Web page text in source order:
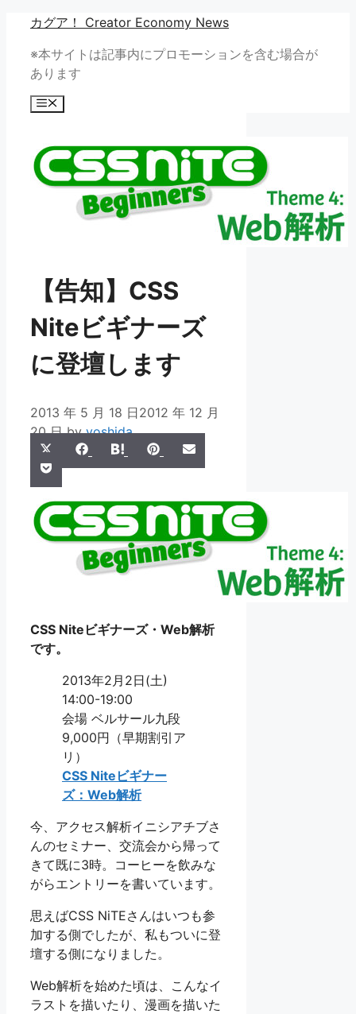
カグア！ Creator Economy News
※本サイトは記事内にプロモーションを含む場合が
あります
メ
ー
【告知】CSS
Niteビギナーズ
に登壇します
2013 年 5 月 18 日2012 年 12 月
20 日 byyoshida
Share
on
(Twitter)
Share
on
Facebook
Share
on
Hatena Share
on
PinterestShare
on
Share
on
Pocket
CSS Niteビギナーズ・Web解析
です。
2013年2月2日(土)
14:00-19:00
会場 ベルサール九段
9,000円（早期割引ア
リ）
CSS Niteビギナー
ズ：Web解析
今、アクセス解析イニシアチブさ
んのセミナー、交流会から帰って
きて既に3時。コーヒーを飲みな
がらエントリーを書いています。
思えばCSS NiTEさんはいつも参
加する側でしたが、私もついに登
壇する側になりました。
Web解析を始めた頃は、こんなイ
ラストを描いたり、漫画を描いた